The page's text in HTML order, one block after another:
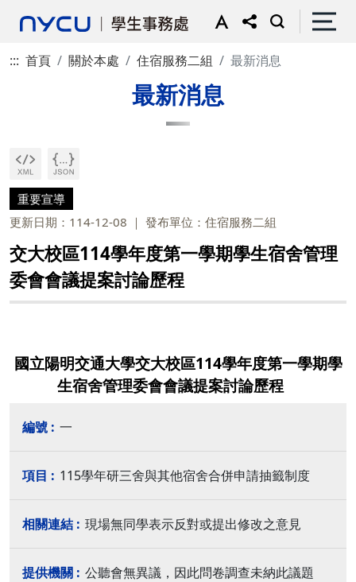
::: 首頁 關於本處 住宿服務二組 最新消息
最新消息
重要宣導
更新日期：114-12-08
發布單位：住宿服務二組
交大校區114學年度第一學期學生宿舍管理
委會會議提案討論歷程
國立陽明交通大學交大校區114學年度第一學期學
生宿舍管理委會會議提案討論歷程
一
115學年研三舍與其他宿舍合併申請抽籤制度
現場無同學表示反對或提出修改之意見
公聽會無異議，因此問卷調查未納此議題